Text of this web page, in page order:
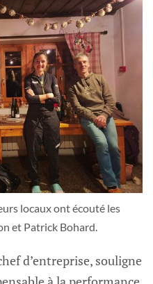
locaux ont écouté les
et Patrick Bohard.
d’entreprise, souligne